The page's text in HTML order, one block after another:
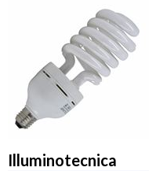
Illuminotecnica